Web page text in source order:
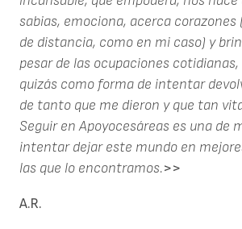
sabias, emociona, acerca corazones
de distancia, como en mi caso) y
pesar de las ocupaciones
quizás como forma de intentar
de tanto que me dieron y que tan
Seguir en Apoyocesáreas es una de
intentar dejar este mundo en
las que lo encontramos.>>
A.R.